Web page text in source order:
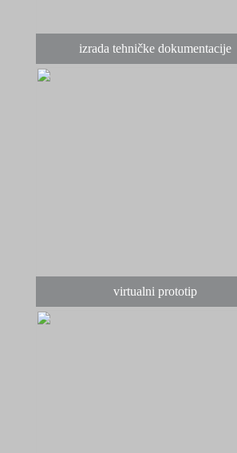
izrada tehničke dokumentacije
virtualni prototip